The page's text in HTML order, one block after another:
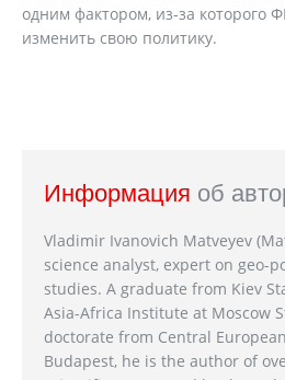
одним фактором, из-за которого
изменить свою политику.
Информация об
Vladimir Ivanovich Matveyev
science analyst, expert on geo-
studies. A graduate from Kiev
Asia-Africa Institute at Moscow
doctorate from Central
Budapest, he is the author of